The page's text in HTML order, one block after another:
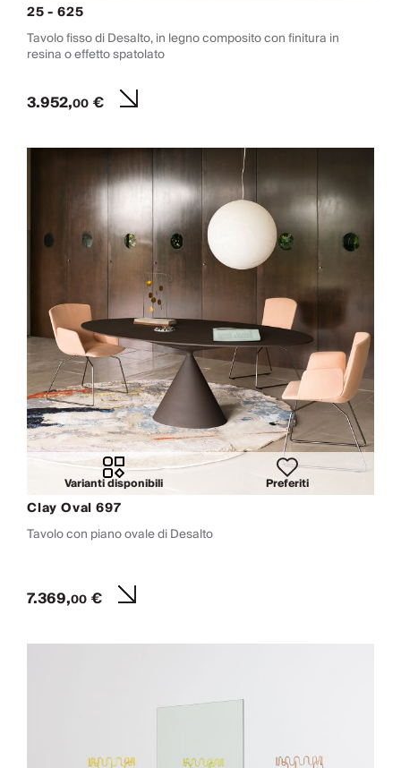
25 - 625
Tavolo fisso di Desalto, in legno composito con finitura in
resina o effetto spatolato
3.952,00€
Varianti disponibili Preferiti
Clay Oval 697
Tavolo con piano ovale di Desalto
7.369,00€